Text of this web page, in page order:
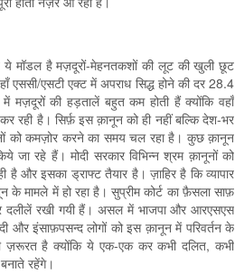
ये मॉडल है मज़दूरों-मेहनतकशों की लूट की खुली छूट
एसटी एक्ट में अपराध सिद्ध होने की दर 28.4
की हड़तालें बहुत कम होती हैं क्योंकि वहाँ
रही है। सिर्फ़ इस क़ानून को ही नहीं बल्कि देश-भर
को कमज़ोर करने का समय चल रहा है। कुछ क़ानून
जा रहे हैं। मोदी सरकार विभिन्न श्रम क़ानूनों को
और इसका ड्राफ्ट तैयार है। ज़ाहिर है कि व्या‍पार
के मामले में हो रहा है। सुप्रीम कोर्ट का फ़ैसला साफ़
दलीलें रखी गयी हैं। असल में भाजपा और आरएसएस
और इंसाफ़पसन्द लोगों को इस क़ानून में परिवर्तन के
ज़रूरत है क्योंकि ये एक-एक कर कभी दलित, कभी
रहेंगे।